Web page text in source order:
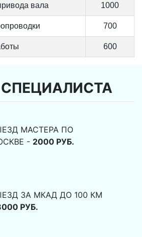
вала 1000
700
600
МАСТЕРА ПО
- 2000 РУБ.
ЗА МКАД ДО 100 КМ
РУБ.